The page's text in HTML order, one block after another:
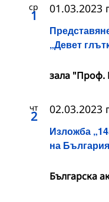
ср
1
„Девет
01.03.2023
зала
чт
2
Изложба
на
02.03.2023
Българска